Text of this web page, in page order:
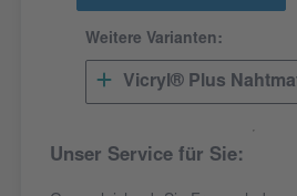
Weitere Varianten:
Vicryl® Plus
Unser Service für Sie: